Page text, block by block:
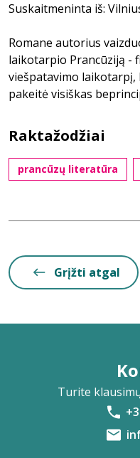
Suskaitmeninta iš:
Romane autorius
laikotarpio Prancūziją -
viešpatavimo
pakeitė visiškas
Raktažodžiai
prancūzų literatūra
Grįžti atgal
Turite